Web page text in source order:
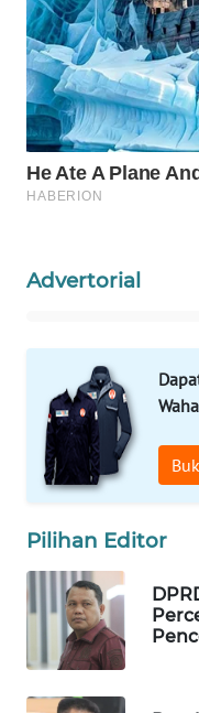
Advertorial
Pilihan Editor
WAHANANEWS
ID
WAHANANEWS
CO ID
WAHANANEWS
NET
SPORT
WAHANA
UMKM
WAHANA
SELEB
WAHANA
PERSONA
WAHANA
OTOMOTIF
WAHANA
HEALTH